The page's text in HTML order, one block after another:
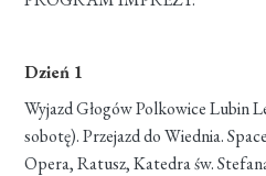
Dzień 1
Wyjazd Głogów Polkowice Lubin
sobotę). Przejazd do Wiednia.
Opera, Ratusz, Katedra św.